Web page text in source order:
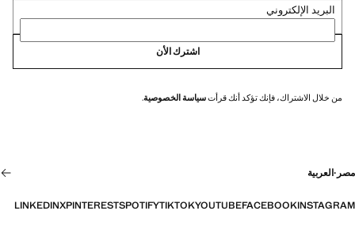
البريد الإلكتروني
اشترك الأن
من خلال الاشتراك، فإنك تؤكد أنك قرأتسياسة الخصوصية.
مصر ·العربية
INSTAGRAM
FACEBOOK
YOUTUBE
TIKTOK
SPOTIFY
PINTEREST
X
LINKEDIN